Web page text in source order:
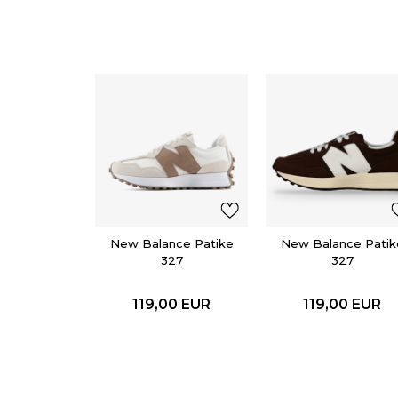
New Balance Patike
327
119,00 EUR
New Balance
327
119,00 EUR